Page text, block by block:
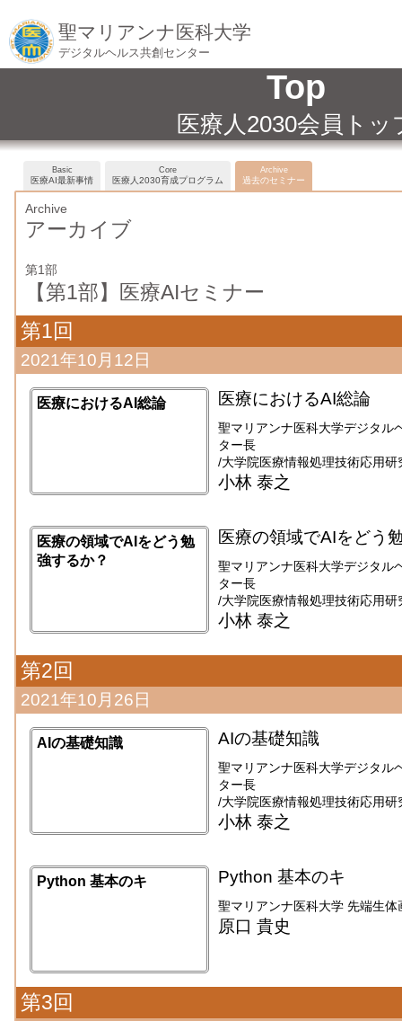
聖マリアンナ医科大学
デジタルヘルス共創センター
Top
医療人2030会員トッ
Basic
医療AI最新事情
Core
医療人2030育成プログラム
Archive
過去のセミナー
Archive
アーカイブ
第1部
【第1部】医療AIセミナー
第1回
2021年10月12日
医療におけるAI総論 医療におけるAI総論
聖マリアンナ医科大学デジタル
ター長
/大学院医療情報処理技術応用研
小林 泰之
医療の領域でAIをどう勉
強するか？
医療の領域でAIをどう
聖マリアンナ医科大学デジタル
ター長
/大学院医療情報処理技術応用研
小林 泰之
第2回
2021年10月26日
AIの基礎知識 AIの基礎知識
聖マリアンナ医科大学デジタル
ター長
/大学院医療情報処理技術応用研
小林 泰之
Python 基本のキ Python 基本のキ
聖マリアンナ医科大学 先端生
原口 貴史
第3回